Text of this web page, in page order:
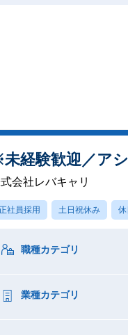
経験歓迎／ア
会社レバキャリ
社員採用 土日祝休み
職種カテゴリ
業種カテゴリ